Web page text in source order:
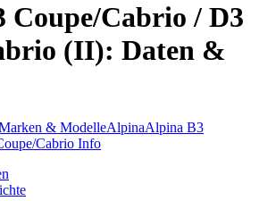
Coupe/Cabrio / D3
(II): Daten &
& ModelleAlpinaAlpina B3
Cabrio Info